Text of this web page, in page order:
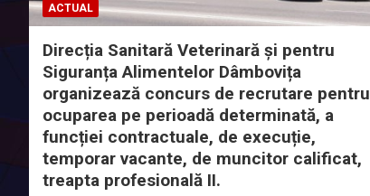
ACTUAL
Direcția Sanitară Veterinară și pentru
Siguranța Alimentelor Dâmbovița
organizează concurs de recrutare pentru
ocuparea pe perioadă determinată, a
funcției contractuale, de execuție,
temporar vacante, de muncitor calificat,
treapta profesională II.